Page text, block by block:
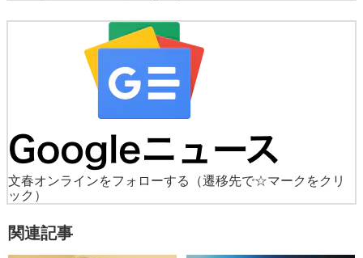
文春オンラインをフォローする
（遷移先で☆マークをクリ
ック）
関連記事